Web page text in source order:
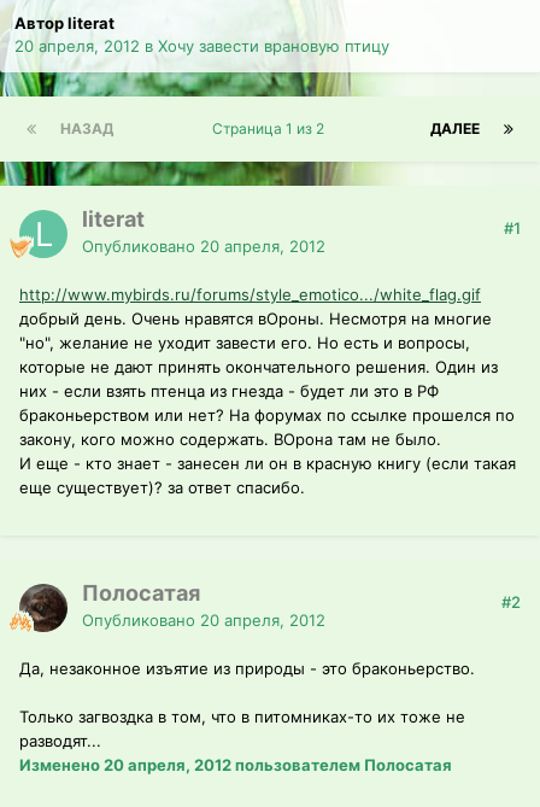
Автор literat
20 апреля, 2012 в Хочу завести врановую птицу
НАЗАД ДАЛЕЕ
Страница 1 из 2
literat
Опубликовано 20 апреля, 2012
#1
http://www.mybirds.ru/forums/style_emotico.../white_flag.gif
добрый день. Очень нравятся вОроны. Несмотря на многие
"но", желание не уходит завести его. Но есть и вопросы,
которые не дают принять окончательного решения. Один из
них - если взять птенца из гнезда - будет ли это в РФ
браконьерством или нет? На форумах по ссылке прошелся по
закону, кого можно содержать. ВОрона там не было.
И еще - кто знает - занесен ли он в красную книгу (если такая
еще существует)? за ответ спасибо.
Полосатая
Опубликовано 20 апреля, 2012
#2
Да, незаконное изъятие из природы - это браконьерство.
Только загвоздка в том, что в питомниках-то их тоже не
разводят...
Изменено20 апреля, 2012пользователем Полосатая